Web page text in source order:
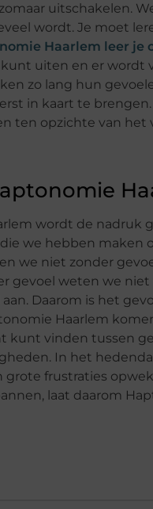
uitschakelen.
wordt. Je moet
Haarlem leer je
uiten en er wordt
zo lang hun
in kaart te
ten opzichte van
wordt de nadruk
we hebben maken
we niet zonder
gevoel weten we
Daarom is het
Haarlem
kunt vinden tussen
In het
grote frustraties
laat daarom